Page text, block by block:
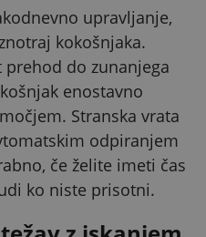
upravljanje,
kokošnjaka.
prehod do zunanjega
enostavno
Stranska vrata
odpiranjem
če želite imeti čas
ko niste prisotni.